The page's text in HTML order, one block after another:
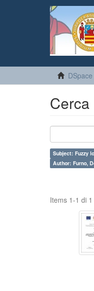
Cerca
Subject: Fuzzy
Author: Furno,
Items 1-1 di 1